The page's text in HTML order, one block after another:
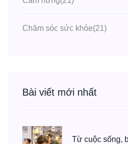
Chăm sóc sức khỏe(21)
Bài viết mới nhất
Từ cuộc sống,